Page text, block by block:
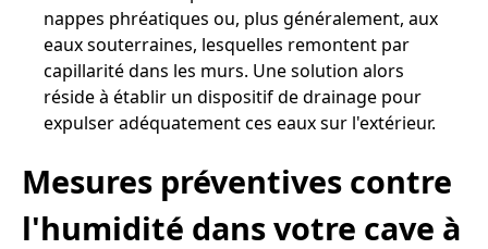
nappes phréatiques ou, plus généralement, aux
eaux souterraines, lesquelles remontent par
capillarité dans les murs. Une solution alors
réside à établir un dispositif de drainage pour
expulser adéquatement ces eaux sur l'extérieur.
Mesures préventives contre
l'humidité dans votre cave à